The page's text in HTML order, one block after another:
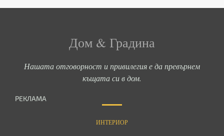
Дом & Градина
Нашата отговорност и привилегия е да превърнем
къщата си в дом.
РЕКЛАМА
ИНТЕРИОР